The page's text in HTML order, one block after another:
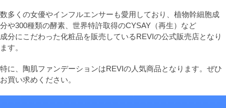
数多くの女優やインフルエンサーも愛用しており、植物幹細胞成
分や300種類の酵素、世界特許取得のCYSAY（再生）など
成分にこだわった化粧品を販売しているREVIの公式販売店となり
ます。
特に、陶肌ファンデーションはREVIの人気商品となります。ぜひ
お買い求めください。